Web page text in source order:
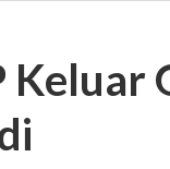
Keluar